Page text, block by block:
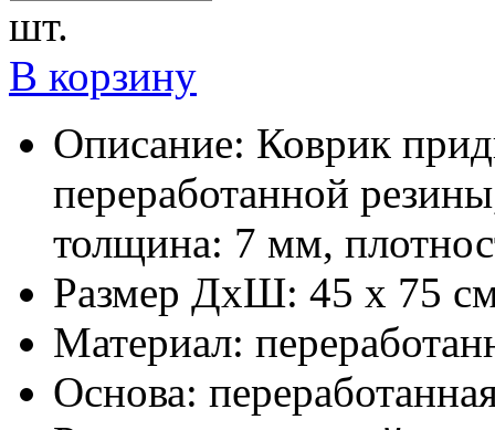
шт.
В корзину
Описание: Коврик
переработанной
толщина: 7 мм,
Размер ДхШ: 45 х 75
Материал:
Основа: